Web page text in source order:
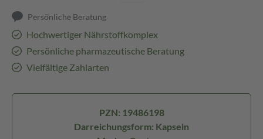
Persönliche Beratung
Hochwertiger Nährstoffkomplex
Persönliche pharmazeutische Beratung
Vielfältige Zahlarten
PZN: 19486198
Darreichungsform: Kapseln